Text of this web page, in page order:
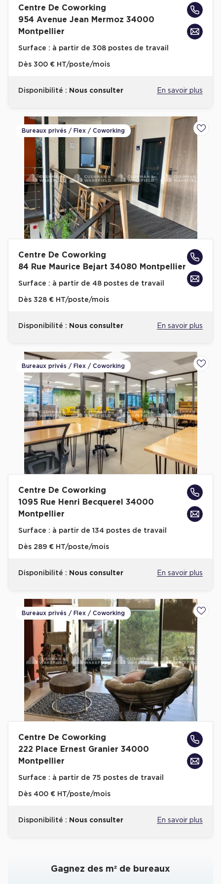
Achat de Bureaux à Rennes
Collections de Bureaux
Hôtels particuliers
Immeuble indépendant
Immeuble de bureaux avec services
Haussmanniens
Location d'Entrepôts / Activités
Location d'Entrepôts / Activités à Aix-en-Provence
Location d'Entrepôts / Activités à Saint-Priest
Location d'Entrepôts / Activités à Massy
Location d'Entrepôts / Activités à Besançon
Achat d'Entrepôts / Activités
Achat d'Entrepôts / Activités en Ille-et-Vilaine
Achat d'Entrepôts / Activités à Toulouse
Achat d'Entrepôts / Activités à Dijon
Collections d'Entrepôts / Activités
Entrepôts et Locaux d'activités indépendants
Entrepôts et Locaux d'activités avec quai de
chargement
Entrepôts et Locaux d'activités - Programmes neufs
Location de plateformes Logistique
Location de plateformes Logistique à Le Havre
Achat de plateformes Logistique en Bretagne
Achat de plateformes Logistique à Lyon
Achat de plateformes Logistique à Marseille
Achat de plateformes Logistique à Dijon
Collections de Logistique
Logistique urbaine
Entrepôts Messagerie
Entrepôts XXL
Location de Commerces à Paris
Location de Commerces à Reims
Centre De Coworking
954 Avenue Jean Mermoz 34000
Montpellier
Surface : à partir de 308 postes de travail
Dès 300 € HT/poste/mois
Disponibilité : Nous consulter En savoir plus
Bureaux privés / Flex / Coworking
Centre De Coworking
84 Rue Maurice Bejart 34080 Montpellier
Surface : à partir de 48 postes de travail
Dès 328 € HT/poste/mois
Disponibilité : Nous consulter En savoir plus
Bureaux privés / Flex / Coworking
Centre De Coworking
1095 Rue Henri Becquerel 34000
Montpellier
Surface : à partir de 134 postes de travail
Dès 289 € HT/poste/mois
Disponibilité : Nous consulter En savoir plus
Bureaux privés / Flex / Coworking
Centre De Coworking
222 Place Ernest Granier 34000
Montpellier
Surface : à partir de 75 postes de travail
Dès 400 € HT/poste/mois
Disponibilité : Nous consulter En savoir plus
Gagnez des m² de bureaux